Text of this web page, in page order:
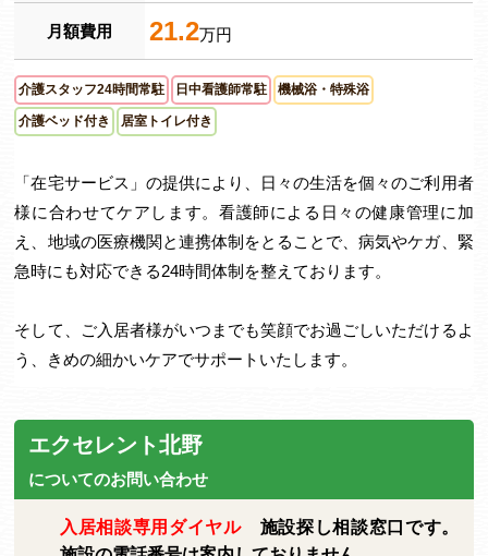
月額費用 21.2万円
介護スタッフ24時間常駐 日中看護師常駐 機械浴・特殊浴
介護ベッド付き 居室トイレ付き
「在宅サービス」の提供により、日々の生活を個々のご利用者
様に合わせてケアします。看護師による日々の健康管理に加
え、地域の医療機関と連携体制をとることで、病気やケガ、緊
急時にも対応できる24時間体制を整えております。
そして、ご入居者様がいつまでも笑顔でお過ごしいただけるよ
う、きめの細かいケアでサポートいたします。
エクセレント北野
についてのお問い合わせ
入居相談専用ダイヤル施設探し相談窓口です。